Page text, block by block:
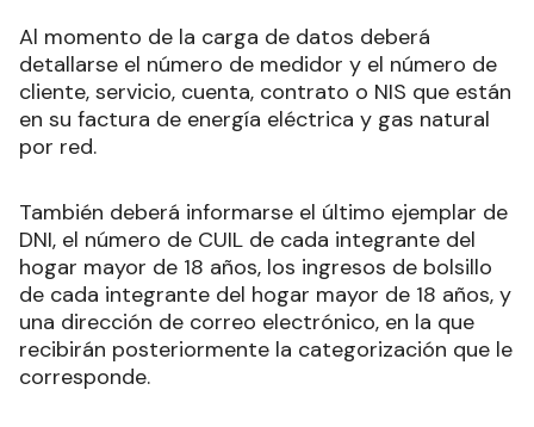
Al momento de la carga de datos deberá
detallarse el número de medidor y el número de
cliente, servicio, cuenta, contrato o NIS que están
en su factura de energía eléctrica y gas natural
por red.
También deberá informarse el último ejemplar de
DNI, el número de CUIL de cada integrante del
hogar mayor de 18 años, los ingresos de bolsillo
de cada integrante del hogar mayor de 18 años, y
una dirección de correo electrónico, en la que
recibirán posteriormente la categorización que le
corresponde.